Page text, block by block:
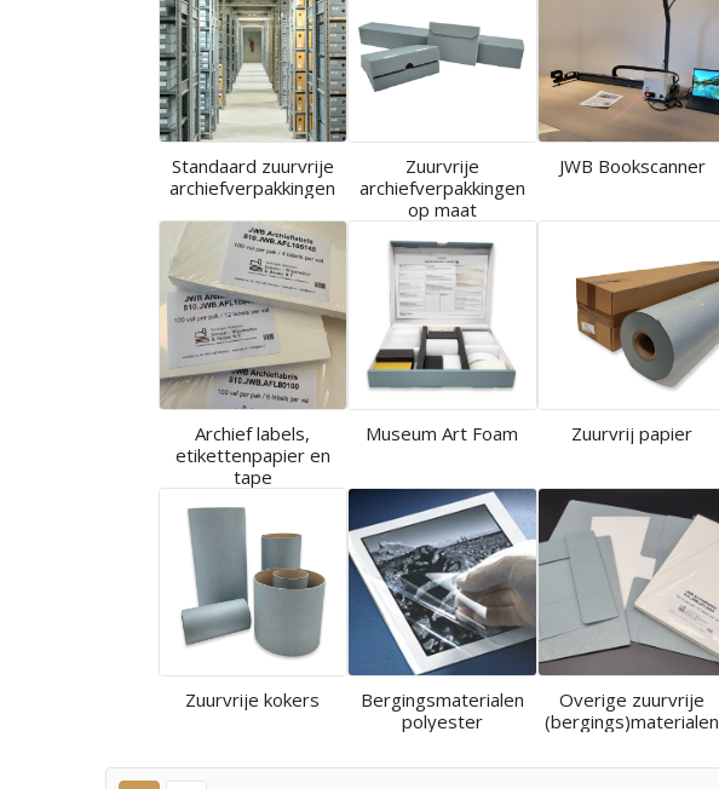
Standaard zuurvrije
archiefverpakkingen
Zuurvrije
archiefverpakkingen
op maat
JWB Bookscanner
Archief labels,
etikettenpapier en
tape
Museum Art Foam Zuurvrij papier
Zuurvrije kokers
Bergingsmaterialen
polyester
Overige zuurvrije
(bergings)materialen